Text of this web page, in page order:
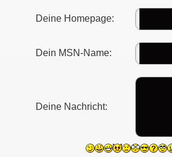
Deine Homepage:
Dein MSN-Name:
Deine Nachricht: